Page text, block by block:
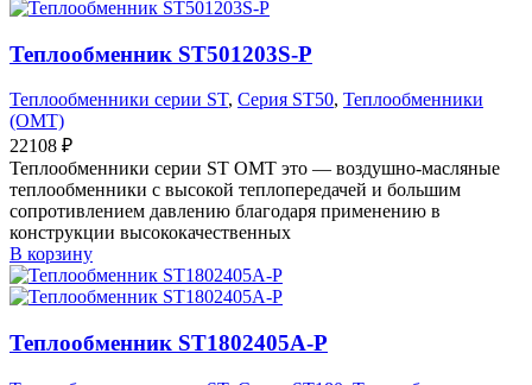
Теплообменник ST501203S-P
Теплообменники серии ST, Серия ST50, Теплообменники
(OMT)
22108 ₽
Теплообменники серии ST OMT это — воздушно-масляные
теплообменники с высокой теплопередачей и большим
сопротивлением давлению благодаря применению в
конструкции высококачественных
В корзину
Теплообменник ST1802405A-P